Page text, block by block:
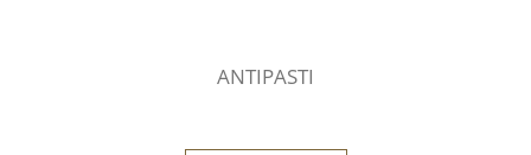
ANTIPASTI